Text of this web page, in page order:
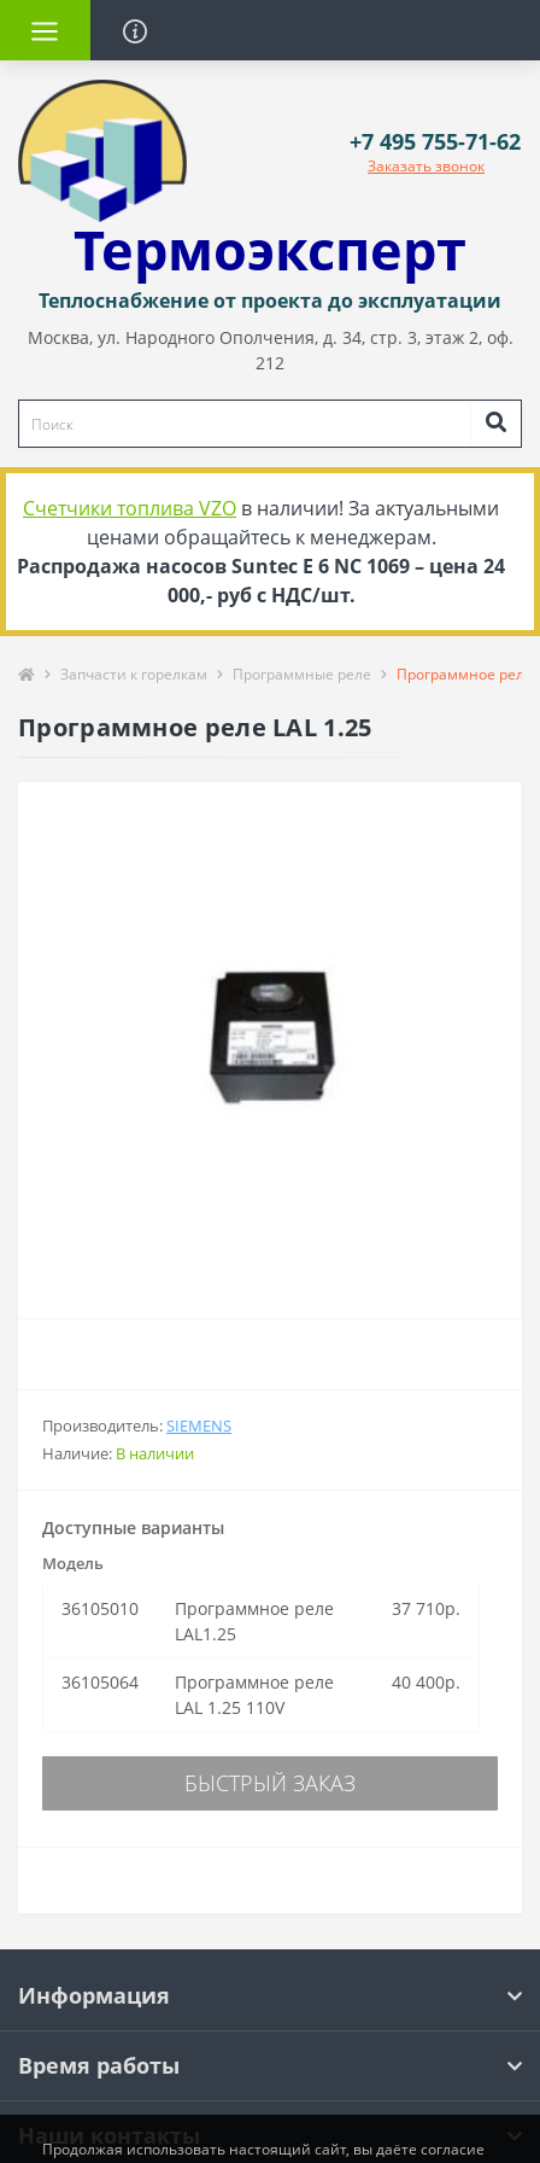
Термоэксперт
Теплоснабжение от проекта до эксплуатации
Москва, ул. Народного Ополчения, д. 34, стр. 3, этаж 2, оф.
212
+7 495 755-71-62
Заказать звонок
Счетчики топлива VZO в наличии! За актуальными
ценами обращайтесь к менеджерам.
Распродажа насосов Suntec E 6 NC 1069 – цена 24
000,- руб с НДС/шт.
Запчасти к горелкам Программные реле Программное реле
Программное реле LAL 1.25
Производитель:SIEMENS
Наличие: В наличии
Доступные варианты
Модель
36105010
Программное реле
LAL1.25
37 710р.
36105064
Программное реле
LAL 1.25 110V
40 400р.
БЫСТРЫЙ ЗАКАЗ
Информация
Время работы
Наши контакты
Продолжая использовать настоящий сайт, вы даёте согласие